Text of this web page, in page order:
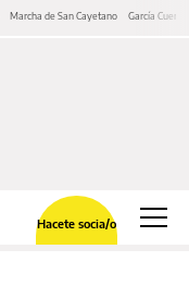
Marcha de San Cayetano García Cuerva
Hacete socia/o